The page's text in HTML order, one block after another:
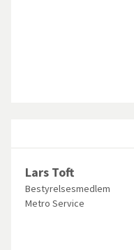
Lars Toft
Bestyrelsesmedlem
Metro Service